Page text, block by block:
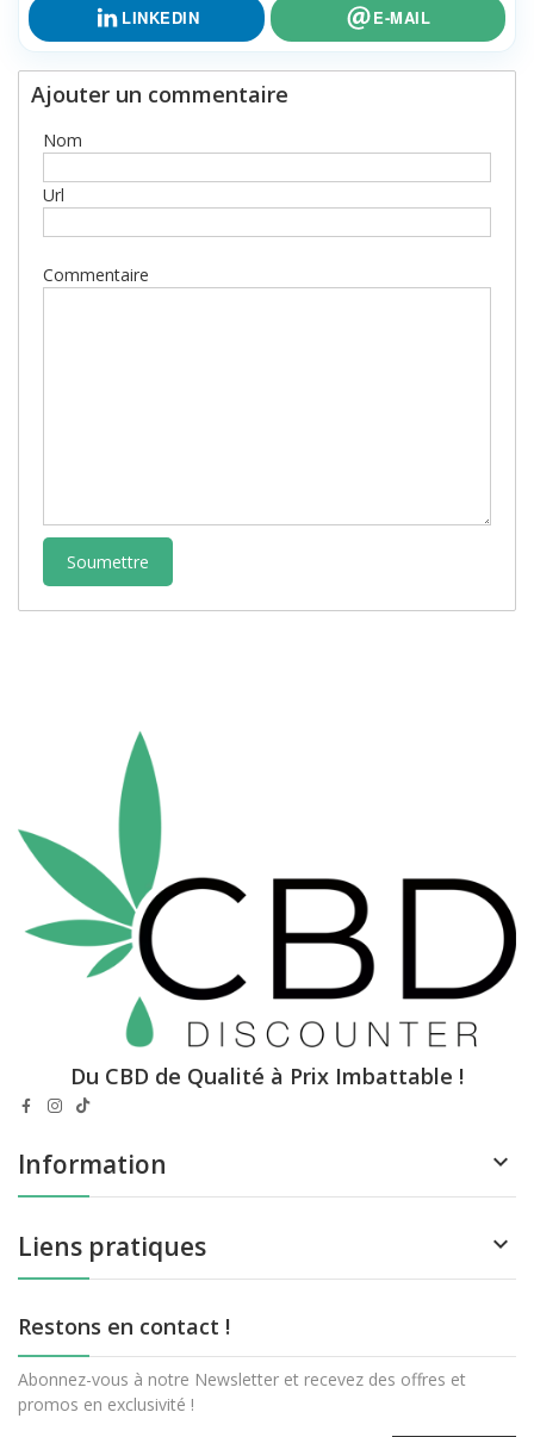
LINKEDIN E-MAIL
Ajouter un commentaire
Nom
Url
Commentaire
Du CBD de Qualité à Prix Imbattable !
Information 
Liens pratiques 
Restons en contact !
Abonnez-vous à notre Newsletter et recevez des offres et
promos en exclusivité !